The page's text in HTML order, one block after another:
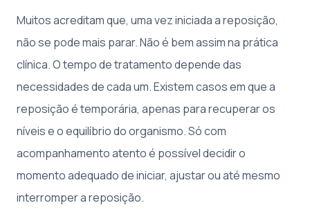
Muitos acreditam que, uma vez iniciada a reposição,
não se pode mais parar. Não é bem assim na prática
clínica. O tempo de tratamento depende das
necessidades de cada um. Existem casos em que a
reposição é temporária, apenas para recuperar os
níveis e o equilíbrio do organismo. Só com
acompanhamento atento é possível decidir o
momento adequado de iniciar, ajustar ou até mesmo
interromper a reposição.